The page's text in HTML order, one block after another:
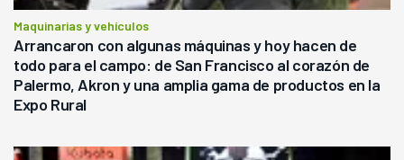
Maquinarias y vehículos
Arrancaron con algunas máquinas y hoy hacen de
todo para el campo: de San Francisco al corazón de
Palermo, Akron y una amplia gama de productos en la
Expo Rural